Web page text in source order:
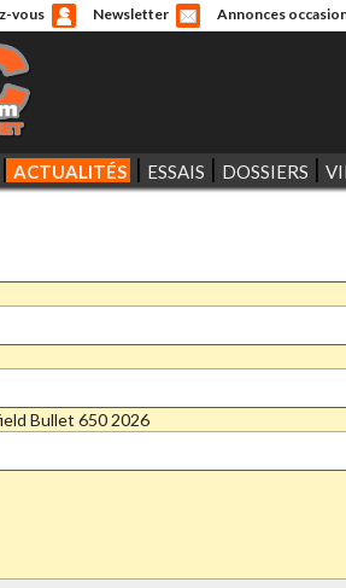
vous Newsletter Annonces
ACTUALITÉS ESSAIS DOSSIERS